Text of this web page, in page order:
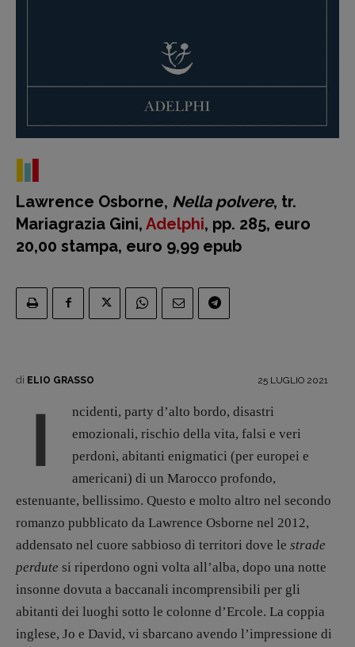
Recensioni
Primo Piano
RUBRICHE
Archeologie del
Libro & Film
Opera prima
DOSSIER
12 dicembre
Blade Runner 40
Editoria
Intelligenza Artificiale
Maestri sommersi
Pasolini 1922-2022
Psichedelia
Lawrence Osborne, Nella polvere, tr.
Mariagrazia Gini, Adelphi, pp. 285, euro
20,00 stampa, euro 9,99 epub
di ELIO GRASSO 25 LUGLIO 2021
I
ncidenti, party d’alto bordo, disastri
emozionali, rischio della vita, falsi e veri
perdoni, abitanti enigmatici (per europei e
americani) di un Marocco profondo,
estenuante, bellissimo. Questo e molto altro nel secondo
romanzo pubblicato da Lawrence Osborne nel 2012,
addensato nel cuore sabbioso di territori dove le strade
perdute si riperdono ogni volta all’alba, dopo una notte
insonne dovuta a baccanali incomprensibili per gli
abitanti dei luoghi sotto le colonne d’Ercole. La coppia
inglese, Jo e David, vi sbarcano avendo l’impressione di